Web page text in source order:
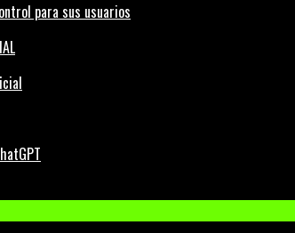
para sus usuarios